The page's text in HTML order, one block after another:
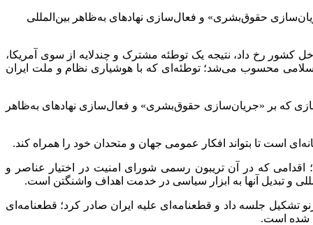
حقوق‌بشری» و فعال‌سازی نهادهای به‌ظاهر بین‌المللی
کشور رخ داد، نتیجه یک توطئه مشترک و چندلایه از سوی آمریکا،
محسوب می‌شد؛ توطئه‌ای که با هوشیاری نظام و ملت ایران
که بر «جریان‌سازی حقوق‌بشری» و فعال‌سازی نهادهای به‌ظاهر
است تا بتواند افکار عمومی جهان و متحدان خود را همراه کند.
که در آن تریبون رسمی شورای امنیت در اختیار عناصر و
و تبدیل آنها به ابزار سیاسی در خدمت اهداف واشنگتن است.
تشکیل جلسه داد و قطعنامه‌ای علیه ایران صادر کرد؛ قطعنامه‌ای
شده است.